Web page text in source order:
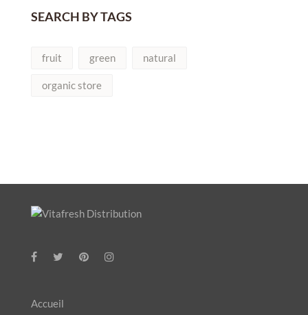
SEARCH BY TAGS
fruit green natural
organic store
Accueil